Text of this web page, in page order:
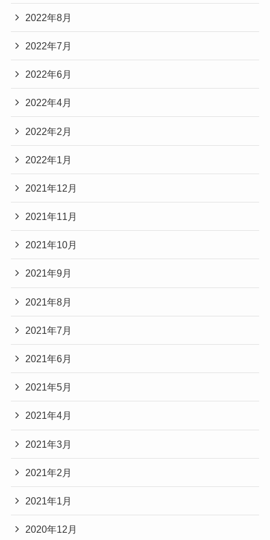
2022年8月
2022年7月
2022年6月
2022年4月
2022年2月
2022年1月
2021年12月
2021年11月
2021年10月
2021年9月
2021年8月
2021年7月
2021年6月
2021年5月
2021年4月
2021年3月
2021年2月
2021年1月
2020年12月